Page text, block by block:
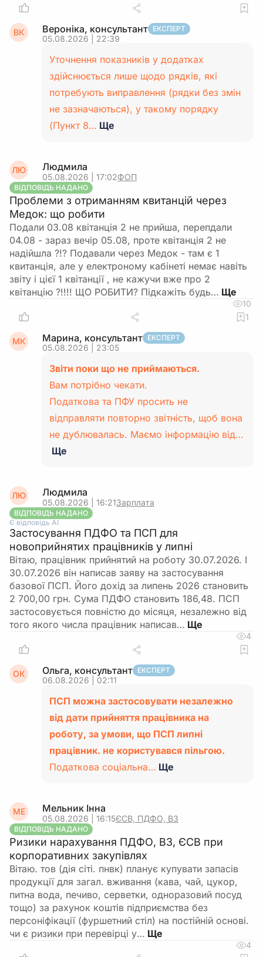
ВК Вероніка, консультант ЕКСПЕРТ
05.08.2026 | 22:39
Уточнення показників у додатках
здійснюється лише щодо рядків, які
потребують виправлення (рядки без змін
не зазначаються), у такому порядку
(Пункт 8… Ще
ЛЮ Людмила
05.08.2026 | 17:02ФОП
ВІДПОВІДЬ НАДАНО
Проблеми з отриманням квитанцій через
Медок: що робити
Подали 03.08 квітанція 2 не прийша, перепдали
04.08 - зараз вечір 05.08, проте квітанція 2 не
надійшла ?!? Подавали через Медок - там є 1
квитанція, але у електроному кабінеті немає навіть
звіту і цієї 1 квітанції , не кажучи вже про 2
квітанцію ?!!!! ЩО РОБИТИ? Підкажіть будь…
10
1
МК Марина, консультант ЕКСПЕРТ
05.08.2026 | 23:05
Звіти поки що не приймаються.
Вам потрібно чекати.
Податкова та ПФУ просить не
відправляти повторно звітність, щоб вона
не дублювалась. Маємо інформацію від…
Ще
ЛЮ Людмила
05.08.2026 | 16:21Зарплата
ВІДПОВІДЬ НАДАНО
Є відповідь АІ
Застосування ПДФО та ПСП для
новоприйнятих працівників у липні
Вітаю, працівник прийнятий на роботу 30.07.2026. І
30.07.2026 він написав заяву на застосування
базової ПСП. Його дохід за липень 2026 становить
2 700,00 грн. Сума ПДФО становить 186,48. ПСП
застосовується повністю до місяця, незалежно від
того якого числа працівник написав…
4
ОК Ольга, консультант ЕКСПЕРТ
06.08.2026 | 02:11
ПСП можна застосовувати незалежно
від дати прийняття працівника на
роботу, за умови, що ПСП липні
працівник. не користувався пільгою.
Податкова соціальна… Ще
МЕ Мельник Інна
05.08.2026 | 16:15ЄСВ, ПДФО, ВЗ
ВІДПОВІДЬ НАДАНО
Ризики нарахування ПДФО, ВЗ, ЄСВ при
корпоративних закупівлях
Вітаю. тов (дія сіті. пнвк) планує купувати запасів
продукції для загал. вживання (кава, чай, цукор,
питна вода, печиво, серветки, одноразовий посуд
тощо) за рахунок коштів підприємства без
персоніфікації (фуршетний стіл) на постійній основі.
чи є ризики при перевірці у…
4